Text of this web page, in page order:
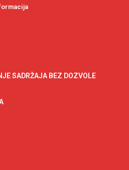
SADRŽAJA BEZ DOZVOLE